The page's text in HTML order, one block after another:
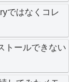
ではなくコレ
トールできない